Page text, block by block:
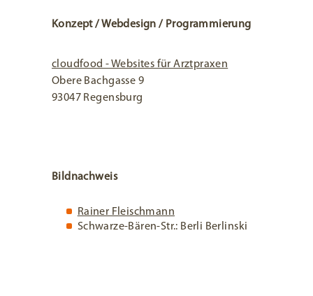
Konzept / Webdesign / Programmierung
cloudfood - Websites für Arztpraxen
Obere Bachgasse 9
93047 Regensburg
Bildnachweis
Rainer Fleischmann
Schwarze-Bären-Str.: Berli Berlinski